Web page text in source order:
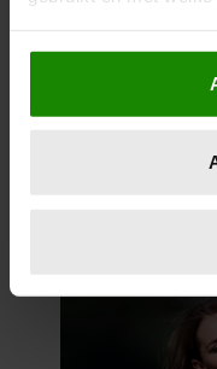
Als u het toestaat,
Informatie
locatie, die tot
scannen op
verwerkt en stel uw
intrekken in de
We gebruiken